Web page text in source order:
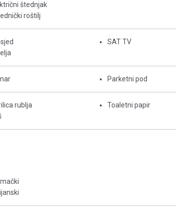
štednjak
roštilj
SAT TV
Parketni pod
rublja
Toaletni papir